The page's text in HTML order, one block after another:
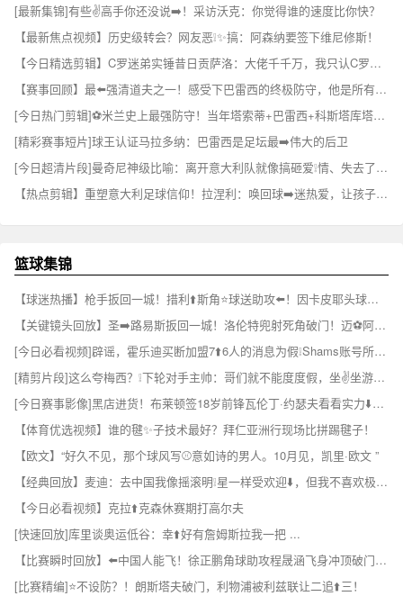
[最新集锦]有些✌️高手你还没说➡️！采访沃克：你觉得谁的速度比你快？
【最新焦点视频】历史级转会？网友恶❕✨搞：阿森纳要签下维尼修斯！
【今日精选剪辑】C罗迷弟实锤昔日贡萨洛：大佬千千万，我只认C罗⚽这⬆️一个
【赛事回顾】最⬅️强清道夫之一！感受下巴雷西的终极防守，他是所有前锋➡️的噩梦
[今日热门剪辑]⚽米兰史上最强防守！当年塔索蒂+巴雷西+科斯塔库塔+马尔⚽蒂尼
[精彩赛事短片]球王认证马拉多纳：巴雷西是足坛最➡️伟大的后卫
[今日超清片段]曼奇尼神级比喻：离开意大利队就像搞砸爱❕情、失去了最爱的⬅️女人！
【热点剪辑】重塑意大利足球信仰！拉涅利：唤回球➡️迷热爱，让孩子❗看见国家队！
篮球集锦
【球迷热播】枪手扳回一城！措利⬆️斯角⭐球送助攻⬅️！因卡皮耶头球破门！
【关键镜头回放】圣➡️路易斯扳回一城！洛伦特兜射死角破门！迈⚽阿密4-2领先！
[今日必看视频]辟谣，霍乐迪买断加盟7⬆️6人的消息为假❕Shams账号所发 ✨！
[精剪片段]这么夸梅西？❕下轮对手主帅：哥们就不能度度假，坐✌️坐游艇吗？
[今日赛事影像]黑店进货！布莱顿签18岁前锋瓦伦丁·约瑟夫看看实力⬇️如何？
【体育优选视频】谁的毽✨子技术最好？拜仁亚洲行现场比拼踢毽子！
【欧文】“好久不见，那个球风写⚾意如诗的男人。10月见，凯里·欧文 ”
【经典回放】麦迪：去中国我像摇滚明❕星一样受欢迎⬇️，但我不喜欢极端的粉丝
【今日必看视频】克拉⬆️克森休赛期打高尔夫
[快速回放]库里谈奥运低谷：幸⬆️好有詹姆斯拉我一把 ...
【比赛瞬时回放】⬅️中国人能飞！徐正鹏角球助攻程晟涵飞身冲顶破门，庆⭐祝戴个面✌️具！
[比赛精编]⭐不设防？！朗斯塔夫破门，利物浦被利兹联让二追⬆️三！